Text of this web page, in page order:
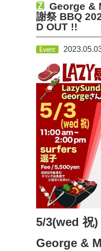
George &
謝祭 BBQ
D OUT !!
5/3(wed 祝)
George &